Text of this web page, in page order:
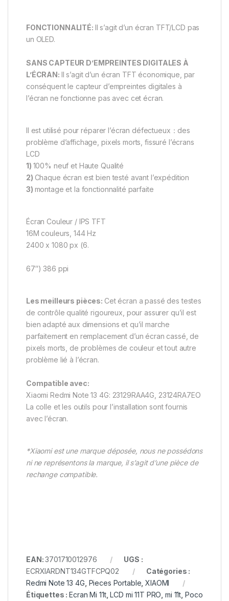
FONCTIONNALITÉ: Il s’agit d’un écran TFT/LCD pas
un OLED.
SANS CAPTEUR D’EMPREINTES DIGITALES À
L’ÉCRAN: Il s’agit d’un écran TFT économique, par
conséquent le capteur d’empreintes digitales à
l’écran ne fonctionne pas avec cet écran.
Il est utilisé pour réparer l’écran défectueux：des
problème d’affichage, pixels morts, fissuré l’écrans
LCD
1) 100% neuf et Haute Qualité
2) Chaque écran est bien testé avant l’expédition
3) montage et la fonctionnalité parfaite
Écran Couleur / IPS TFT
16M couleurs, 144 Hz
2400 x 1080 px (6.
67″) 386 ppi
Les meilleurs pièces: Cet écran a passé des testes
de contrôle qualité rigoureux, pour assurer qu’il est
bien adapté aux dimensions et qu’il marche
parfaitement en remplacement d’un écran cassé, de
pixels morts, de problèmes de couleur et tout autre
problème lié à l’écran.
Compatible avec:
Xiaomi Redmi Note 13 4G: 23129RAA4G, 23124RA7EO
La colle et les outils pour l’installation sont fournis
avec l’écran.
*Xiaomi est une marque déposée, nous ne possédons
ni ne représentons la marque, il s’agit d’une pièce de
rechange compatible.
EAN:3701710012976
UGS :
ECRXIARDNT134GTFCPQ02
Catégories :
Redmi Note 13 4G Pieces Portable ,XIAOMI
Étiquettes :Ecran Mi 11t,LCD mi 11T PRO ,mi 11t Poco